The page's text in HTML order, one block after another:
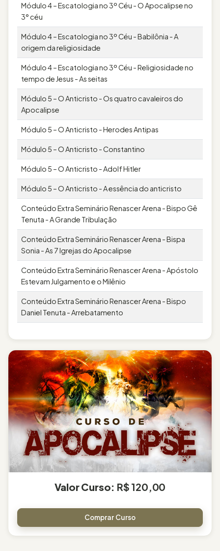
Módulo 4 – Escatologia no 3º Céu - O Apocalipse no
3° céu
Módulo 4 – Escatologia no 3º Céu - Babilônia - A
origem da religiosidade
Módulo 4 – Escatologia no 3º Céu - Religiosidade no
tempo de Jesus - As seitas
Módulo 5 – O Anticristo - Os quatro cavaleiros do
Apocalipse
Módulo 5 – O Anticristo - Herodes Antipas
Módulo 5 – O Anticristo - Constantino
Módulo 5 – O Anticristo - Adolf Hitler
Módulo 5 – O Anticristo - A essência do anticristo
Conteúdo Extra Seminário Renascer Arena - Bispo Gê
Tenuta - A Grande Tribulação
Conteúdo Extra Seminário Renascer Arena - Bispa
Sonia - As 7 Igrejas do Apocalipse
Conteúdo Extra Seminário Renascer Arena - Apóstolo
Estevam Julgamento e o Milênio
Conteúdo Extra Seminário Renascer Arena - Bispo
Daniel Tenuta - Arrebatamento
Valor Curso: R$ 120,00
Comprar Curso